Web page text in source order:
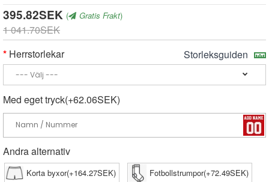
395.82SEK ( Gratis Frakt)
1 041.70SEK
Herrstorlekar
Storleksguiden
Med eget tryck(+62.06SEK)
Andra alternativ
Korta byxor(+164.27SEK) Fotbollstrumpor(+72.49SEK)